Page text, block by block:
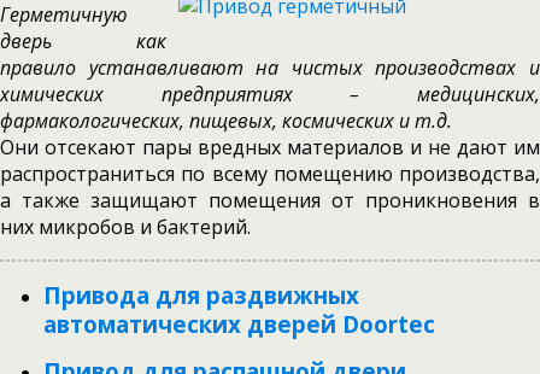
Герметичную
дверь как
правило устанавливают на чистых производствах и
химических предприятиях – медицинских,
фармакологических, пищевых, космических и т.д.
Они отсекают пары вредных материалов и не дают им
распространиться по всему помещению производства,
а также защищают помещения от проникновения в
них микробов и бактерий.
Привода для раздвижных
автоматических дверей Doortec